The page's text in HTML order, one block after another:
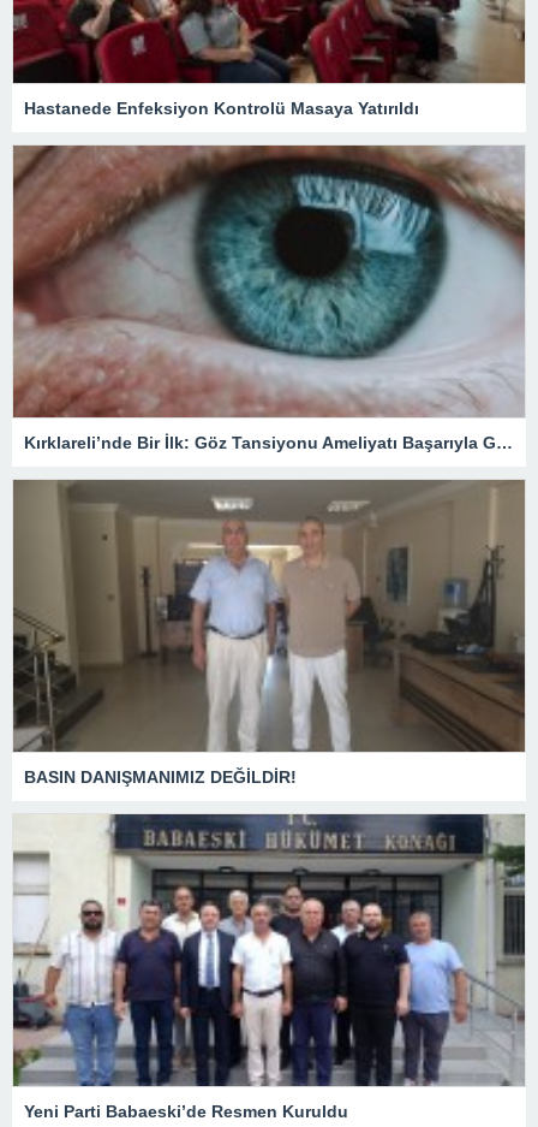
Hastanede Enfeksiyon Kontrolü Masaya Yatırıldı
Kırklareli’nde Bir İlk: Göz Tansiyonu Ameliyatı Başarıyla Gerçekleştirildi
BASIN DANIŞMANIMIZ DEĞİLDİR!
Yeni Parti Babaeski’de Resmen Kuruldu